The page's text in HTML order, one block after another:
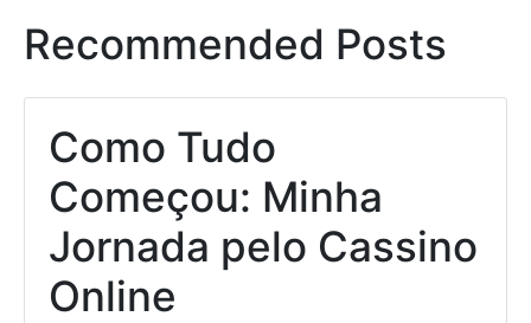
Recommended Posts
Como Tudo
Começou: Minha
Jornada pelo Cassino
Online